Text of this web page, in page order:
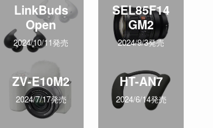
LinkBuds
Open
2024/10/11発売
SEL85F14
GM2
2024/9/3発売
ZV-E10M2
2024/7/17発売
HT-AN7
2024/6/14発売